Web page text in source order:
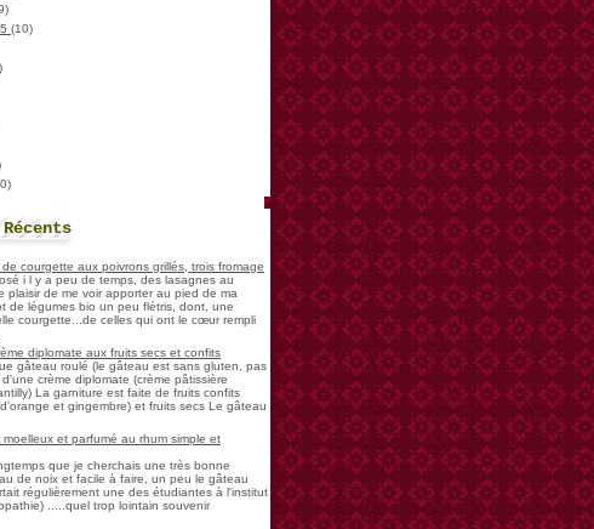
(10)
courgette aux poivrons grillés, trois fromage
i l y a peu de temps, des lasagnes au
plaisir de me voir apporter au pied de ma
de légumes bio un peu flétris, dont, une
courgette...de celles qui ont le cœur rempli
diplomate aux fruits secs et confits
gâteau roulé (le gâteau est sans gluten, pas
crème diplomate (crème pâtissière
La garniture est faite de fruits confits
et gingembre) et fruits secs Le gâteau
et parfumé au rhum simple et
que je cherchais une très bonne
de noix et facile à faire, un peu le gâteau
régulièrement une des étudiantes à l'institut
.....quel trop lointain souvenir